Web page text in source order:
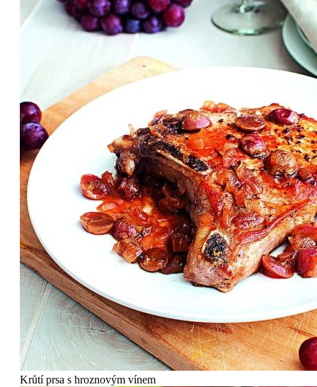
Krůtí prsa s hroznovým vínem